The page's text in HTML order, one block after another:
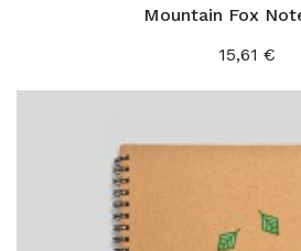
Mountain Fox
Kaina
15,61 €